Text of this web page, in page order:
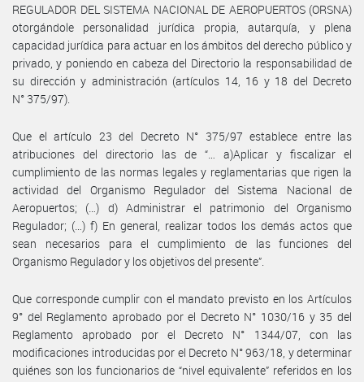
REGULADOR DEL SISTEMA NACIONAL DE AEROPUERTOS (ORSNA)
otorgándole personalidad jurídica propia, autarquía, y plena
capacidad jurídica para actuar en los ámbitos del derecho público y
privado, y poniendo en cabeza del Directorio la responsabilidad de
su dirección y administración (artículos 14, 16 y 18 del Decreto
N° 375/97).
Que el artículo 23 del Decreto N° 375/97 establece entre las
atribuciones del directorio las de “… a)Aplicar y fiscalizar el
cumplimiento de las normas legales y reglamentarias que rigen la
actividad del Organismo Regulador del Sistema Nacional de
Aeropuertos; (…) d) Administrar el patrimonio del Organismo
Regulador; (…) f) En general, realizar todos los demás actos que
sean necesarios para el cumplimiento de las funciones del
Organismo Regulador y los objetivos del presente”.
Que corresponde cumplir con el mandato previsto en los Artículos
9° del Reglamento aprobado por el Decreto N° 1030/16 y 35 del
Reglamento aprobado por el Decreto N° 1344/07, con las
modificaciones introducidas por el Decreto N° 963/18, y determinar
quiénes son los funcionarios de “nivel equivalente” referidos en los